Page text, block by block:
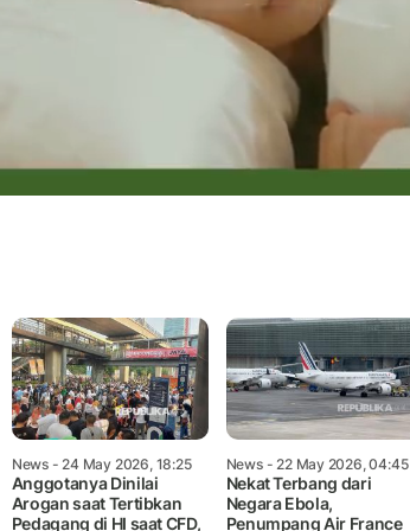
News- 24 May 2026, 18:25
Anggotanya Dinilai
Arogan saat Tertibkan
Pedagang di HI saat CFD,
News- 22 May 2026, 04:45
Nekat Terbang dari
Negara Ebola,
Penumpang Air France